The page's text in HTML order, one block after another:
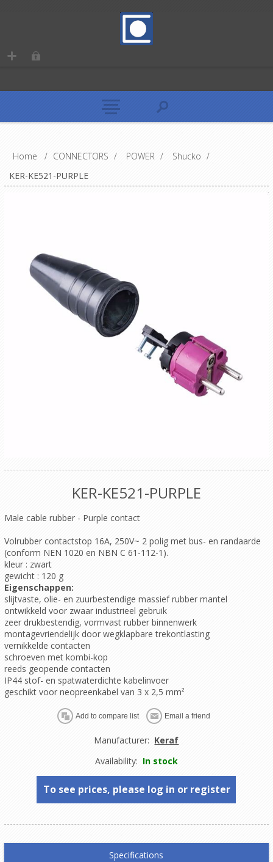
Home / CONNECTORS / POWER / Shucko /
KER-KE521-PURPLE
KER-KE521-PURPLE
Male cable rubber - Purple contact
Volrubber contactstop 16A, 250V~ 2 polig met bus- en randaarde
(conform NEN 1020 en NBN C 61-112-1).
kleur: zwart
gewicht: 120 g
Eigenschappen:
slijtvaste, olie- en zuurbestendige massief rubber mantel
ontwikkeld voor zwaar industrieel gebruik
zeer drukbestendig, vormvast rubber binnenwerk
montagevriendelijk door wegklapbare trekontlasting
vernikkelde contacten
schroeven met kombi-kop
reeds geopende contacten
IP44 stof- en spatwaterdichte kabelinvoer
geschikt voor neopreenkabel van 3 x 2,5 mm²
Manufacturer: Keraf
Availability: In stock
To see prices, please log in or register
Specifications